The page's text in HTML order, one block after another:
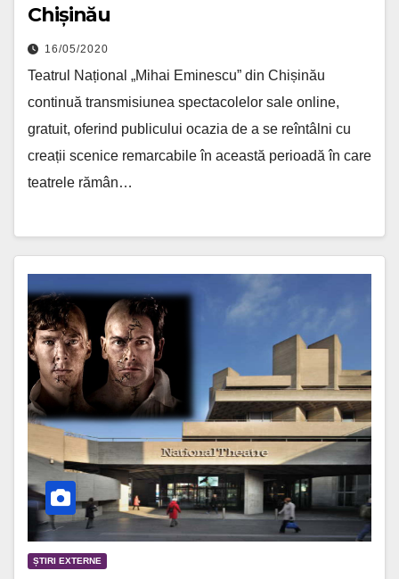
Chișinău
16/05/2020
Teatrul Național „Mihai Eminescu” din Chișinău
continuă transmisiunea spectacolelor sale online,
gratuit, oferind publicului ocazia de a se reîntâlni cu
creații scenice remarcabile în această perioadă în care
teatrele rămân…
ȘTIRI EXTERNE